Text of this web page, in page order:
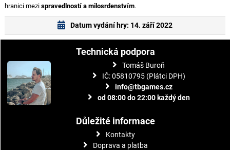
hranici mezi spravedlností a milosrdenstvím.
Datum vydání hry: 14. září 2022
Technická podpora
Tomáš Buroň
IČ: 05810795 (Plátci DPH)
info@tbgames.cz
od 08:00 do 22:00 každý den
Důležité informace
Kontakty
Doprava a platba